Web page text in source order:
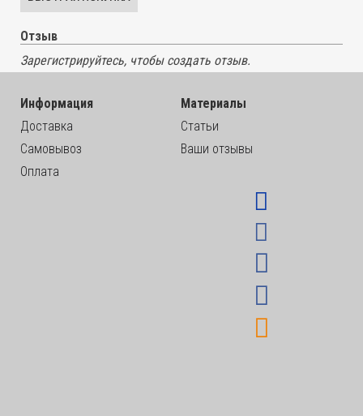
Отзыв
Зарегистрируйтесь, чтобы создать отзыв.
Информация
Доставка
Самовывоз
Оплата
Материалы
Статьи
Ваши отзывы